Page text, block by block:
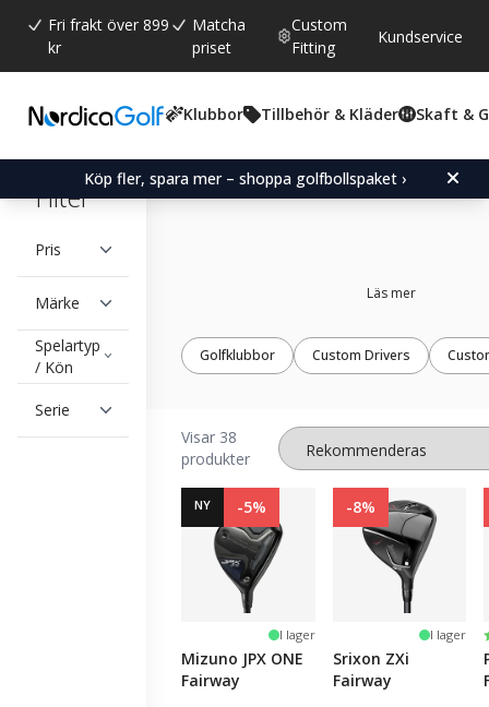
Fri frakt över 899
kr
Matcha
priset
Custom
Fitting
Kundservice
Klubbor Tillbehör & Kläder Skaft &
Köp fler, spara mer – shoppa golfbollspaket ›
Filter
Pris
Märke
Spelartyp
/ Kön
Serie
woods
Läs mer
Golfklubbor Custom Drivers
Visar 38
produkter
NY -5%
I lager
Mizuno JPX ONE
Fairway
-8%
I lager
Srixon ZXi
Fairway